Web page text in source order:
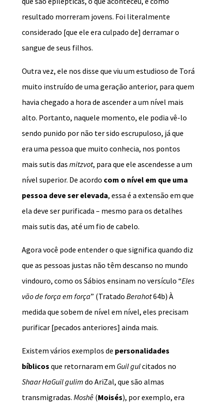
resultado morreram jovens. Foi literalmente
considerado [que ele era culpado de] derramar o
sangue de seus filhos.
Outra vez, ele nos disse que viu um estudioso de Torá
muito instruído de uma geração anterior, para quem
havia chegado a hora de ascender a um nível mais
alto. Portanto, naquele momento, ele podia vê-lo
sendo punido por não ter sido escrupuloso, já que
era uma pessoa que muito conhecia, nos pontos
mais sutis das mitzvot, para que ele ascendesse a um
nível superior. De acordo com o nível em que uma
pessoa deve ser elevada, essa é a extensão em que
ela deve ser purificada – mesmo para os detalhes
mais sutis das, até um fio de cabelo.
Agora você pode entender o que significa quando diz
que as pessoas justas não têm descanso no mundo
vindouro, como os Sábios ensinam no versículo “Eles
vão de força em força” (Tratado Berahot64b) À
medida que sobem de nível em nível, eles precisam
purificar [pecados anteriores] ainda mais.
Existem vários exemplos de personalidades
bíblicos que retornaram em Guil gulcitados no
Shaar HaGuil gulim do AriZal, que são almas
transmigradas. Moshê(Moisés), por exemplo, era